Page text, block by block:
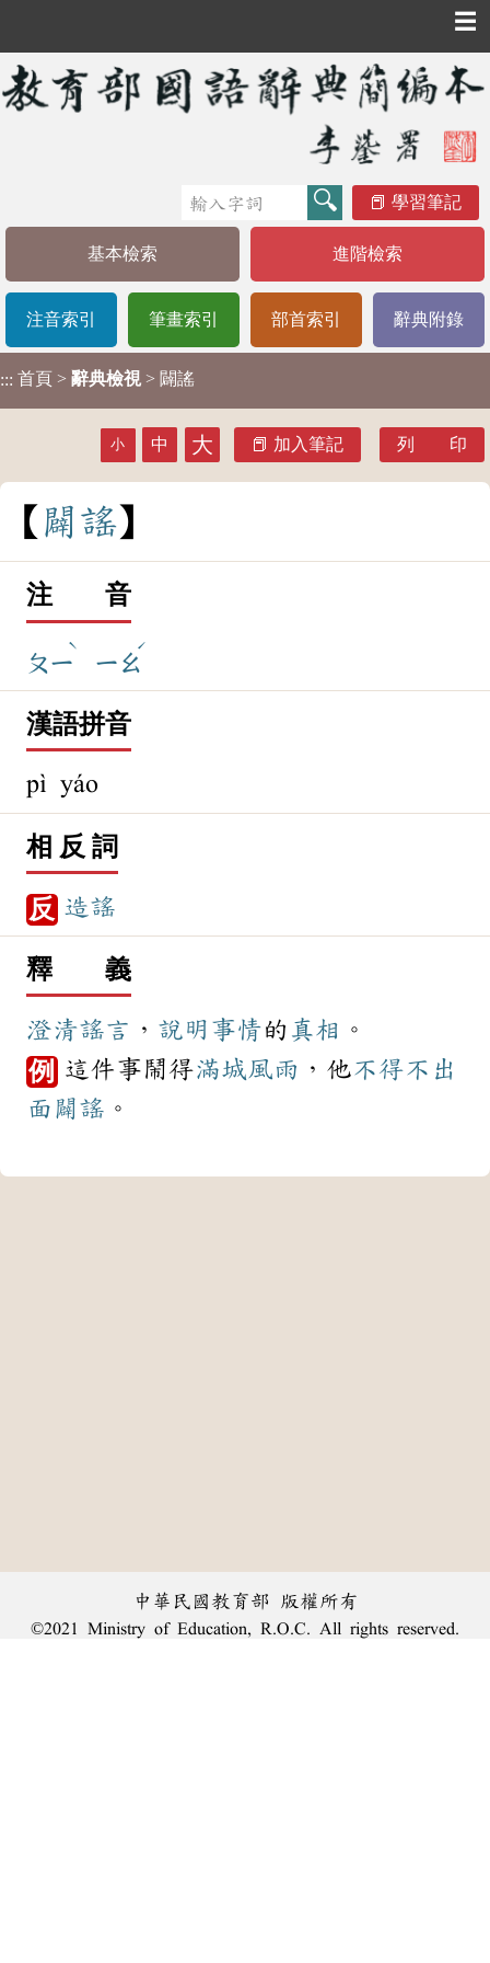
☰
學習筆記
基本檢索 進階檢索
注音索引 筆畫索引 部首索引 辭典附錄
::: 首頁 > 辭典檢視 > 闢謠
小 中 大 加入筆記 列 印
闢謠
注 音
ㄆㄧ
ˋ
ㄧㄠ
ˊ
漢語拼音
pì yáo
相 反 詞
反 造謠
釋 義
澄清謠言 ， 說明 事情的 真相 。
例 這件事鬧得滿城風雨 ，他不得不 出
面 闢謠 。
中華民國教育部 版權所有
©2021 Ministry of Education, R.O.C. All rights reserved.